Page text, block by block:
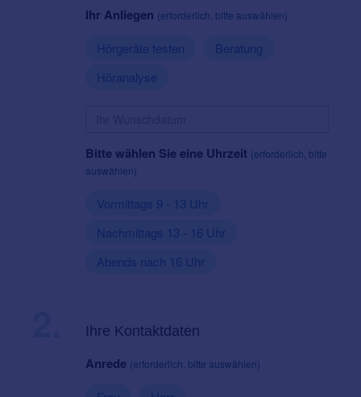
Ihr Anliegen (erforderlich, bitte auswählen)
Hörgeräte testen
Beratung
Höranalyse
Bitte wählen Sie eine Uhrzeit (erforderlich, bitte
auswählen)
Vormittags 9 - 13 Uhr
Nachmittags 13 - 16 Uhr
Abends nach 16 Uhr
Ihre Kontaktdaten
Anrede (erforderlich, bitte auswählen)